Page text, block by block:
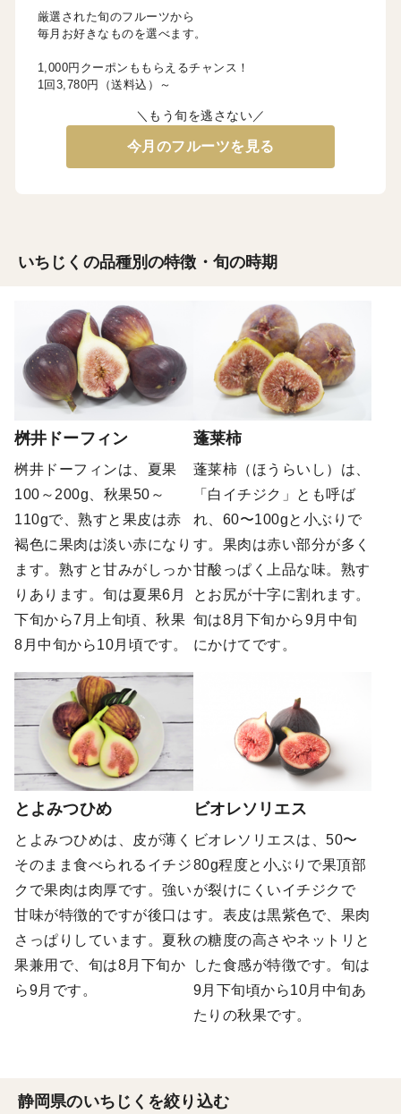
厳選された旬のフルーツから
毎月お好きなものを選べます。
1,000円クーポンももらえるチャンス！
1回3,780円（送料込）～
＼もう旬を逃さない／
今月のフルーツを見る
いちじくの品種別の特徴・旬の時期
桝井ドーフィン
桝井ドーフィンは、夏果
100～200g、秋果50～
110gで、熟すと果皮は赤
褐色に果肉は淡い赤になり
ます。熟すと甘みがしっか
りあります。旬は夏果6月
下旬から7月上旬頃、秋果
8月中旬から10月頃です。
蓬莱柿
蓬莱柿（ほうらいし）は、
「白イチジク」とも呼ば
れ、60〜100gと小ぶりで
す。果肉は赤い部分が多く
甘酸っぱく上品な味。熟す
とお尻が十字に割れます。
旬は8月下旬から9月中旬
にかけてです。
とよみつひめ
とよみつひめは、皮が薄く
そのまま食べられるイチジ
クで果肉は肉厚です。強い
甘味が特徴的ですが後口は
さっぱりしています。夏秋
果兼用で、旬は8月下旬か
ら9月です。
ビオレソリエス
ビオレソリエスは、50〜
80g程度と小ぶりで果頂部
が裂けにくいイチジクで
す。表皮は黒紫色で、果肉
の糖度の高さやネットリと
した食感が特徴です。旬は
9月下旬頃から10月中旬あ
たりの秋果です。
静岡県のいちじくを絞り込む